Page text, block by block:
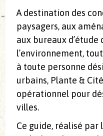
A destination des
paysagers, aux
aux bureaux d’étude
l’environnement,
à toute personne
urbains, Plante &
opérationnel pour
villes.
Ce guide, réalisé par